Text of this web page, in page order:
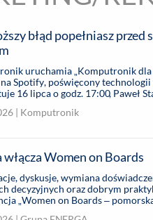
błąd popełniasz
uruchamia „Komputronik dla
Spotify, poświęcony
16 lipca o godz. 17:00, Paweł
| Komputronik
włącza Women on Boards
dyskusje, wymiana
decyzyjnych oraz dobrym
„Women on Boards –